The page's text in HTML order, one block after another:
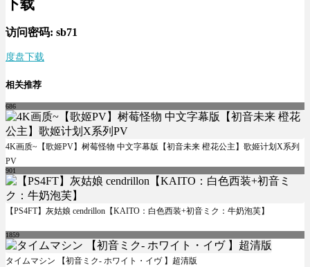
下载
访问密码: sb71
度盘下载
相关推荐
686
4K画质~【歌姬PV】树莓怪物 中文字幕版【初音未来 橙花公主】歌姬计划X系列
PV
901
【PS4FT】灰姑娘 cendrillon【KAITO：白色西装+初音ミク：牛奶泡芙】
1859
タイムマシン 【初音ミク- ホワイト・イヴ 】超清版